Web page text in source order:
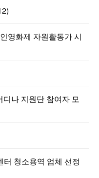
영화제 자원활동가 시
나 지원단 참여자 모
청소용역 업체 선정